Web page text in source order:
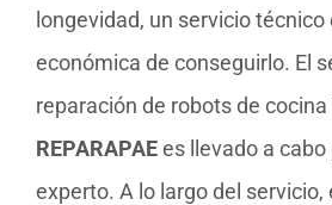
longevidad, un servicio
económica de conseguirlo. El
reparación de robots de
REPARAPAEes llevado a
experto. A lo largo del servicio,